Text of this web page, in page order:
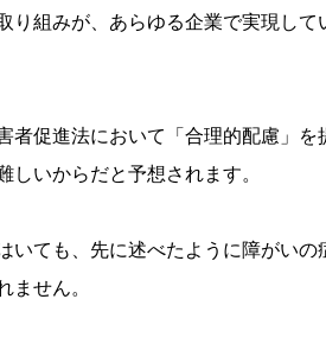
り組みが、あらゆる企業で実現し
者促進法において「合理的配慮」
しいからだと予想されます。
いても、先に述べたように障がい
ません。